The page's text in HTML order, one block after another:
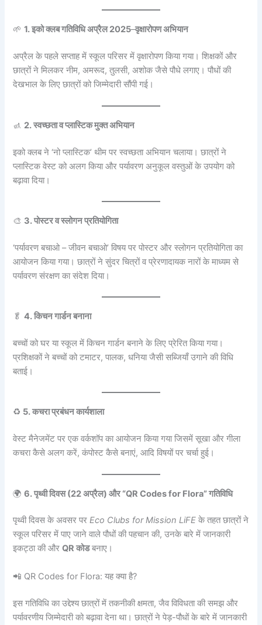
🌱1. इको क्लब गतिविधि अप्रैल 2025–वृक्षारोपण अभियान
अप्रैल के पहले सप्ताह में स्कूल परिसर में वृक्षारोपण किया गया। शिक्षकों और
छात्रों ने मिलकर नीम, अमरूद, तुलसी, अशोक जैसे पौधे लगाए। पौधों की
देखभाल के लिए छात्रों को जिम्मेदारी सौंपी गई।
🚮 2. स्वच्छता व प्लास्टिक मुक्त अभियान
इको क्लब ने ‘नो प्लास्टिक’ थीम पर स्वच्छता अभियान चलाया। छात्रों ने
प्लास्टिक वेस्ट को अलग किया और पर्यावरण अनुकूल वस्तुओं के उपयोग को
बढ़ावा दिया।
🎨 3. पोस्टर व स्लोगन प्रतियोगिता
‘पर्यावरण बचाओ – जीवन बचाओ’ विषय पर पोस्टर और स्लोगन प्रतियोगिता का
आयोजन किया गया। छात्रों ने सुंदर चित्रों व प्रेरणादायक नारों के माध्यम से
पर्यावरण संरक्षण का संदेश दिया।
🥬4. किचन गार्डन बनाना
बच्चों को घर या स्कूल में किचन गार्डन बनाने के लिए प्रेरित किया गया।
प्रशिक्षकों ने बच्चों को टमाटर, पालक, धनिया जैसी सब्जियाँ उगाने की विधि
बताई।
♻️ 5. कचरा प्रबंधन कार्यशाला
वेस्ट मैनेजमेंट पर एक वर्कशॉप का आयोजन किया गया जिसमें सूखा और गीला
कचरा कैसे अलग करें, कंपोस्ट कैसे बनाएं, आदि विषयों पर चर्चा हुई।
🌍6. पृथ्वी दिवस (22 अप्रैल) और “QR Codes for Flora” गतिविधि
पृथ्वी दिवस के अवसर परEco Clubs for Mission LiFE के तहत छात्रों ने
स्कूल परिसर में पाए जाने वाले पौधों की पहचान की, उनके बारे में जानकारी
इकट्ठा की औरQR कोडबनाए।
📲 QR Codes for Flora: यह क्या है?
इस गतिविधि का उद्देश्य छात्रों में तकनीकी क्षमता, जैव विविधता की समझ और
पर्यावरणीय जिम्मेदारी को बढ़ावा देना था। छात्रों ने पेड़-पौधों के बारे में जानकारी